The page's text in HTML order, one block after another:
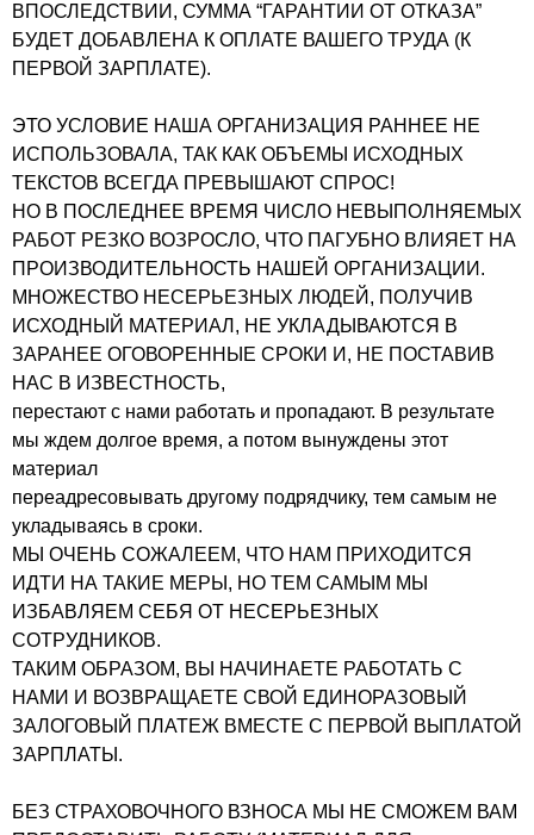
ВПОСЛЕДСТВИИ, СУММА “ГАРАНТИИ ОТ ОТКАЗА”
БУДЕТ ДОБАВЛЕНА К ОПЛАТЕ ВАШЕГО ТРУДА (К
ПЕРВОЙ ЗАРПЛАТЕ).
ЭТО УСЛОВИЕ НАША ОРГАНИЗАЦИЯ РАННЕЕ НЕ
ИСПОЛЬЗОВАЛА, ТАК КАК ОБЪЕМЫ ИСХОДНЫХ
ТЕКСТОВ ВСЕГДА ПРЕВЫШАЮТ СПРОС!
НО В ПОСЛЕДНЕЕ ВРЕМЯ ЧИСЛО НЕВЫПОЛНЯЕМЫХ
РАБОТ РЕЗКО ВОЗРОСЛО, ЧТО ПАГУБНО ВЛИЯЕТ НА
ПРОИЗВОДИТЕЛЬНОСТЬ НАШЕЙ ОРГАНИЗАЦИИ.
МНОЖЕСТВО НЕСЕРЬЕЗНЫХ ЛЮДЕЙ, ПОЛУЧИВ
ИСХОДНЫЙ МАТЕРИАЛ, НЕ УКЛАДЫВАЮТСЯ В
ЗАРАНЕЕ ОГОВОРЕННЫЕ СРОКИ И, НЕ ПОСТАВИВ
НАС В ИЗВЕСТНОСТЬ,
перестают с нами работать и пропадают. В результате
мы ждем долгое время, а потом вынуждены этот
материал
переадресовывать другому подрядчику, тем самым не
укладываясь в сроки.
МЫ ОЧЕНЬ СОЖАЛЕЕМ, ЧТО НАМ ПРИХОДИТСЯ
ИДТИ НА ТАКИЕ МЕРЫ, НО ТЕМ САМЫМ МЫ
ИЗБАВЛЯЕМ СЕБЯ ОТ НЕСЕРЬЕЗНЫХ
СОТРУДНИКОВ.
ТАКИМ ОБРАЗОМ, ВЫ НАЧИНАЕТЕ РАБОТАТЬ С
НАМИ И ВОЗВРАЩАЕТЕ СВОЙ ЕДИНОРАЗОВЫЙ
ЗАЛОГОВЫЙ ПЛАТЕЖ ВМЕСТЕ С ПЕРВОЙ ВЫПЛАТОЙ
ЗАРПЛАТЫ.
БЕЗ СТРАХОВОЧНОГО ВЗНОСА МЫ НЕ СМОЖЕМ ВАМ